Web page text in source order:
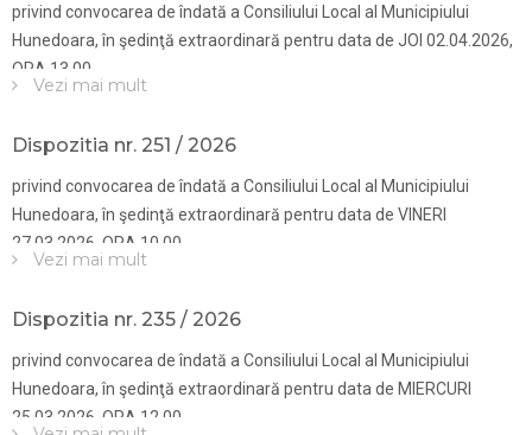
privind convocarea de îndată a Consiliului Local al Municipiului
Hunedoara, în şedinţă extraordinară pentru data de JOI 02.04.2026,
ORA 13.00
Vezi mai mult
Dispozitia nr. 251 / 2026
privind convocarea de îndată a Consiliului Local al Municipiului
Hunedoara, în şedinţă extraordinară pentru data de VINERI
27.03.2026, ORA 10.00
Vezi mai mult
Dispozitia nr. 235 / 2026
privind convocarea de îndată a Consiliului Local al Municipiului
Hunedoara, în şedinţă extraordinară pentru data de MIERCURI
25.03.2026, ORA 12.00